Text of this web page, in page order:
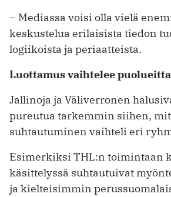
– Mediassa voisi olla vielä
keskustelua erilaisista tiedon
logiikoista ja periaatteista.
Luottamus vaihtelee
Jallinoja ja Väliverronen
pureutua tarkemmin siihen,
suhtautuminen vaihteli eri
Esimerkiksi THL:n toimintaan
käsittelyssä suhtautuivat
ja kielteisimmin